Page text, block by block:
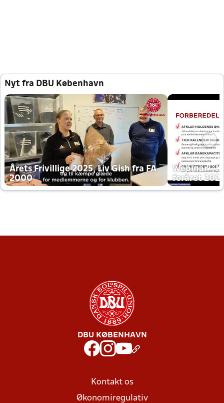
Nyt fra DBU København
Årets Frivillige 2025, Liv Gish fra FA
2000
Webinar -
foråret
DBU KØBENHAVN
Kontakt os
Økonomiregulativ